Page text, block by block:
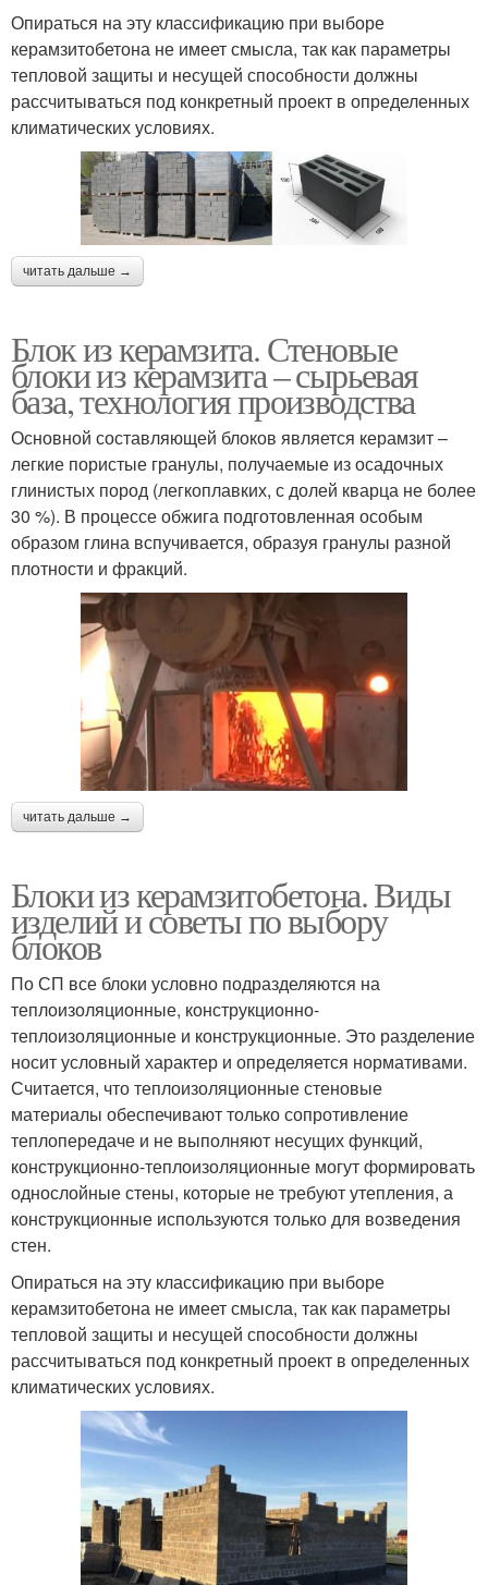
Опираться на эту классификацию при выборе
керамзитобетона не имеет смысла, так как параметры
тепловой защиты и несущей способности должны
рассчитываться под конкретный проект в определенных
климатических условиях.
читать дальше →
Блок из керамзита. Стеновые
блоки из керамзита – сырьевая
база, технология производства
Основной составляющей блоков является керамзит –
легкие пористые гранулы, получаемые из осадочных
глинистых пород (легкоплавких, с долей кварца не более
30 %). В процессе обжига подготовленная особым
образом глина вспучивается, образуя гранулы разной
плотности и фракций.
читать дальше →
Блоки из керамзитобетона. Виды
изделий и советы по выбору
блоков
По СП все блоки условно подразделяются на
теплоизоляционные, конструкционно-
теплоизоляционные и конструкционные. Это разделение
носит условный характер и определяется нормативами.
Считается, что теплоизоляционные стеновые
материалы обеспечивают только сопротивление
теплопередаче и не выполняют несущих функций,
конструкционно-теплоизоляционные могут формировать
однослойные стены, которые не требуют утепления, а
конструкционные используются только для возведения
стен.
Опираться на эту классификацию при выборе
керамзитобетона не имеет смысла, так как параметры
тепловой защиты и несущей способности должны
рассчитываться под конкретный проект в определенных
климатических условиях.